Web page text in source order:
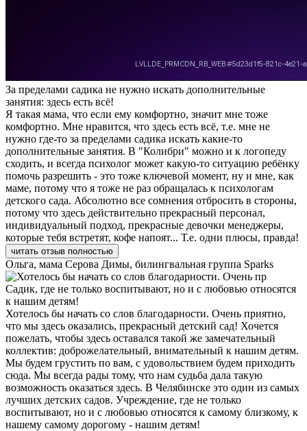
За пределами садика не нужно искать дополнительные
занятия: здесь есть всё!
Я такая мама, что если ему комфортно, значит мне тоже
комфортно. Мне нравится, что здесь есть всё, т.е. мне не
нужно где-то за пределами садика искать какие-то
дополнительные занятия. В "Колибри" можно и к логопеду
сходить, и всегда психолог может какую-то ситуацию ребёнку
помочь разрешить - это тоже ключевой момент, ну и мне, как
маме, потому что я тоже не раз обращалась к психологам
детского сада. Абсолютно все сомнения отбросить в стороны,
потому что здесь действительно прекрасный персонал,
индивидуальный подход, прекрасные девочки менеджеры,
которые тебя встретят, кофе напоят... Т.е. одни плюсы, правда!
читать отзыв полностью
Ольга, мама Серова Димы, билингвальная группа Sparks
Садик, где не только воспитывают, но и с любовью относятся
к нашим детям!
Хотелось бы начать со слов благодарности. Очень приятно,
что мы здесь оказались, прекрасный детский сад! Хочется
пожелать, чтобы здесь оставался такой же замечательный
коллектив: доброжелательный, внимательный к нашим детям.
Мы будем грустить по вам, с удовольствием будем приходить
сюда. Мы всегда рады тому, что нам судьба дала такую
возможность оказаться здесь. В Челябинске это один из самых
лучших детских садов. Учреждение, где не только
воспитывают, но и с любовью относятся к самому близкому, к
нашему самому дорогому - нашим детям!